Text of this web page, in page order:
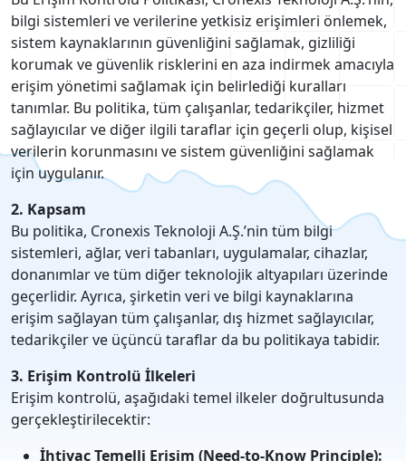
bilgi sistemleri ve verilerine yetkisiz erişimleri önlemek,
sistem kaynaklarının güvenliğini sağlamak, gizliliği
korumak ve güvenlik risklerini en aza indirmek amacıyla
erişim yönetimi sağlamak için belirlediği kuralları
tanımlar. Bu politika, tüm çalışanlar, tedarikçiler, hizmet
sağlayıcılar ve diğer ilgili taraflar için geçerli olup, kişisel
verilerin korunmasını ve sistem güvenliğini sağlamak
için uygulanır.
2. Kapsam
Bu politika, Cronexis Teknoloji A.Ş.’nin tüm bilgi
sistemleri, ağlar, veri tabanları, uygulamalar, cihazlar,
donanımlar ve tüm diğer teknolojik altyapıları üzerinde
geçerlidir. Ayrıca, şirketin veri ve bilgi kaynaklarına
erişim sağlayan tüm çalışanlar, dış hizmet sağlayıcılar,
tedarikçiler ve üçüncü taraflar da bu politikaya tabidir.
3. Erişim Kontrolü İlkeleri
Erişim kontrolü, aşağıdaki temel ilkeler doğrultusunda
gerçekleştirilecektir:
İhtiyaç Temelli Erişim (Need-to-Know Principle):